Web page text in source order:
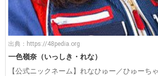
出典： https://48pedia.org
一色嶺奈（いっしき・れな）
【公式ニックネーム】れなひゅー／ひゅーち